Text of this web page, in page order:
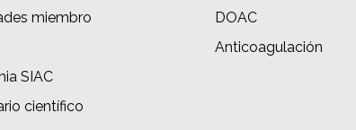
miembro
SIAC
científico
DOAC
Anticoagulación